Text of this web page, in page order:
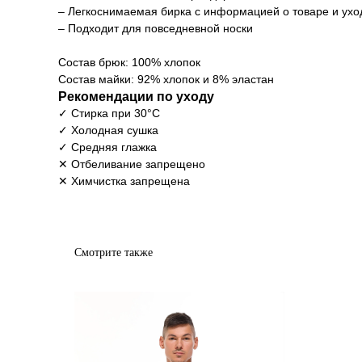
– Легкоснимаемая бирка с информацией о товаре и
– Подходит для повседневной носки
Состав брюк: 100% хлопок
Состав майки: 92% хлопок и 8% эластан
Рекомендации по уходу
✓ Стирка при 30°С
✓ Холодная сушка
✓ Средняя глажка
✕ Отбеливание запрещено
✕ Химчистка запрещена
Смотрите также